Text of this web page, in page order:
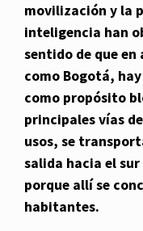
movilización y la
inteligencia han
sentido de que
como Bogotá,
como propósito
principales vías
usos, se
salida hacia el
porque allí se
habitantes.